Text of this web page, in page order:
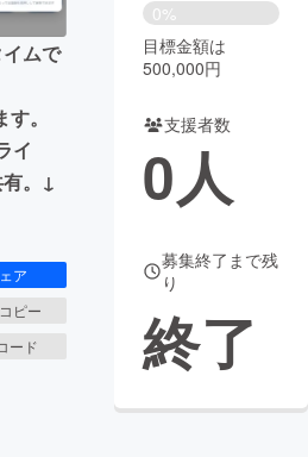
チャレンジ
活性化
Good
CAMPFIRE Creation
納税
コミュニティ
ムで
。
イ
。↓
ア
ピー
ード
0%
目標金額は
500,000円
支援者数
0人
募集終了まで残
り
終了